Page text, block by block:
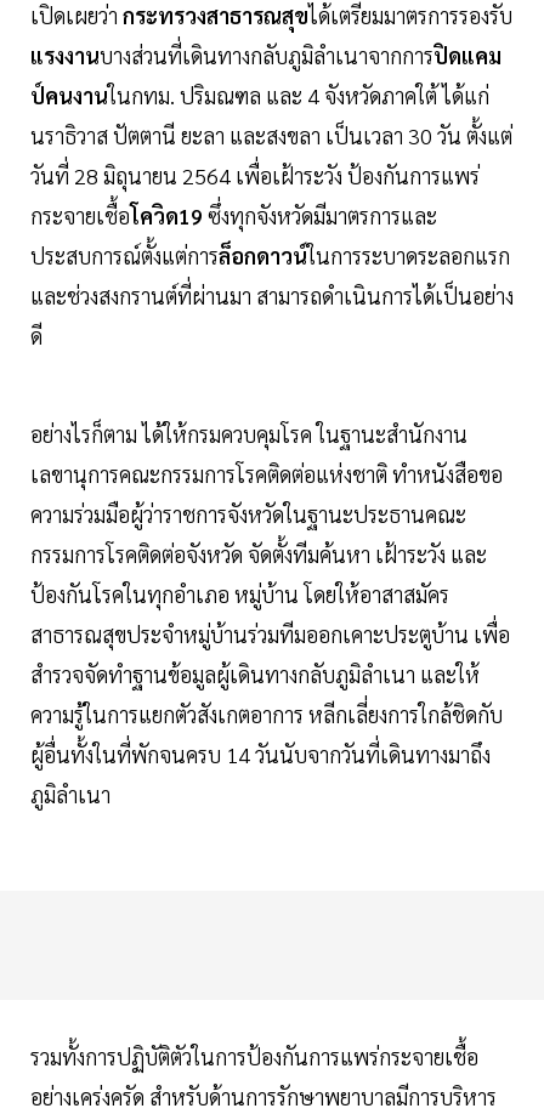
เปิดเผยว่า กระทรวงสาธารณสุขได้เตรียมมาตรการรองรับ
แรงงานบางส่วนที่เดินทางกลับภูมิลำเนาจากการปิดแคม
ป์คนงานในกทม. ปริมณฑล และ 4 จังหวัดภาคใต้ ได้แก่
นราธิวาส ปัตตานี ยะลา และสงขลา เป็นเวลา 30 วัน ตั้งแต่
วันที่ 28 มิถุนายน 2564 เพื่อเฝ้าระวัง ป้องกันการแพร่
กระจายเชื้อโควิด19 ซึ่งทุกจังหวัดมีมาตรการและ
ประสบการณ์ตั้งแต่การล็อกดาวน์ในการระบาดระลอกแรก
และช่วงสงกรานต์ที่ผ่านมา สามารถดำเนินการได้เป็นอย่าง
ดี
อย่างไรก็ตาม ได้ให้กรมควบคุมโรค ในฐานะสำนักงาน
เลขานุการคณะกรรมการโรคติดต่อแห่งชาติ ทำหนังสือขอ
ความร่วมมือผู้ว่าราชการจังหวัดในฐานะประธานคณะ
กรรมการโรคติดต่อจังหวัด จัดตั้งทีมค้นหา เฝ้าระวัง และ
ป้องกันโรคในทุกอำเภอ หมู่บ้าน โดยให้อาสาสมัคร
สาธารณสุขประจำหมู่บ้านร่วมทีมออกเคาะประตูบ้าน เพื่อ
สำรวจจัดทำฐานข้อมูลผู้เดินทางกลับภูมิลำเนา และให้
ความรู้ในการแยกตัวสังเกตอาการ หลีกเลี่ยงการใกล้ชิดกับ
ผู้อื่นทั้งในที่พักจนครบ 14 วันนับจากวันที่เดินทางมาถึง
ภูมิลำเนา
รวมทั้งการปฏิบัติตัวในการป้องกันการแพร่กระจายเชื้อ
อย่างเคร่งครัด สำหรับด้านการรักษาพยาบาลมีการบริหาร